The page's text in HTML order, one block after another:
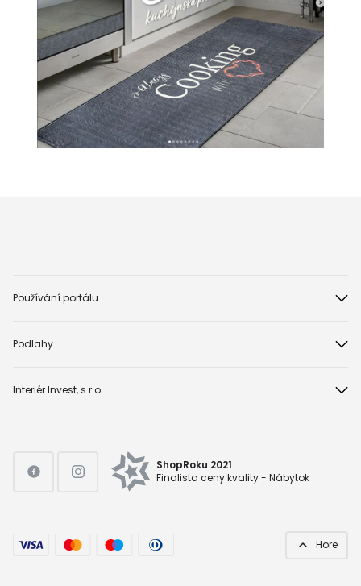
Používání portálu
Podlahy
Interiér Invest, s.r.o.
ShopRoku 2021
Finalista ceny kvality - Nábytok
Hore